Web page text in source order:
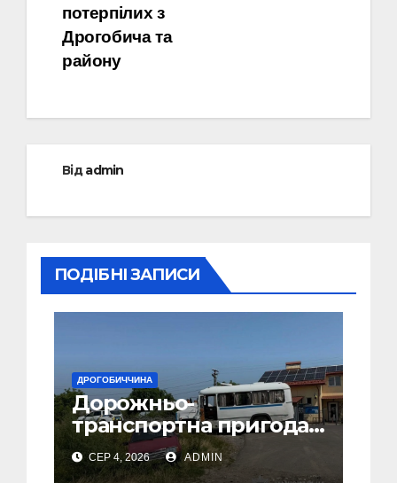
потерпілих з
Дрогобича та
району
Відadmin
ПОДІБНІ ЗАПИСИ
ДРОГОБИЧЧИНА
Дорожньо-
транспортна пригода
у селі Попелі на
Дрогобиччині
СЕР 4, 2026 ADMIN